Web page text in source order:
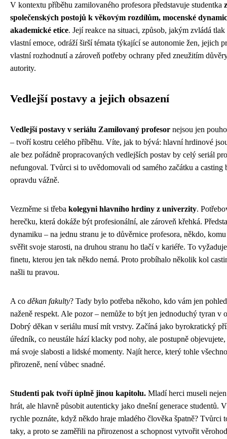
V kontextu příběhu zamilovaného profesora představuje studentka
společenských postojů k věkovým rozdílům, mocenské
akademické etice. Její reakce na situaci, způsob, jakým zvládá
vlastní emoce, odráží širší témata týkající se autonomie žen, jejich
vlastní rozhodnutí a zároveň potřeby ochrany před zneužitím
autority.
Vedlejší postavy a jejich obsazení
Vedlejší postavy v seriálu Zamilovaný profesor nejsou jen
– tvoří kostru celého příběhu. Víte, jak to bývá: hlavní hrdinové
ale bez pořádně propracovaných vedlejších postav by celý seriál
nefungoval. Tvůrci si to uvědomovali od samého začátku a casting
opravdu vážně.
Vezměme si třeba kolegyni hlavního hrdiny z univerzity.
herečku, která dokáže být profesionální, ale zároveň křehká.
dynamiku – na jednu stranu je to důvěrnice profesora, někdo,
svěřit svoje starosti, na druhou stranu ho tlačí v kariéře. To
finetu, kterou jen tak někdo nemá. Proto probíhalo několik kol
našli tu pravou.
A co děkan fakulty? Tady bylo potřeba někoho, kdo vám jen
naženě respekt. Ale pozor – nemůže to být jen jednoduchý tyran v
Dobrý děkan v seriálu musí mít vrstvy. Začíná jako byrokratický
úředník, co neustále hází klacky pod nohy, ale postupně
má svoje slabosti a lidské momenty. Najít herce, který tohle
přirozeně, není vůbec snadné.
Studenti pak tvoří úplně jinou kapitolu. Mladí herci museli
hrát, ale hlavně působit autenticky jako dnešní generace studentů.
rychle poznáte, když někdo hraje mladého člověka špatně? Tvůrci
taky, a proto se zaměřili na přirozenost a schopnost vytvořit